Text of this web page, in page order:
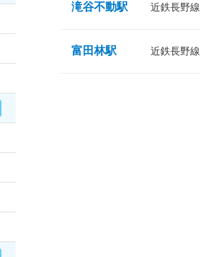
滝谷不動駅 近鉄長野線
富田林駅 近鉄長野線